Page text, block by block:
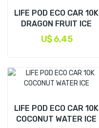
LIFE POD ECO CAR 10K
DRAGON FRUIT ICE
U$ 6,45
LIFE POD ECO CAR 10K
COCONUT WATER ICE